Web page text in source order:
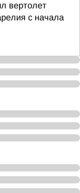
вертолет
с начала